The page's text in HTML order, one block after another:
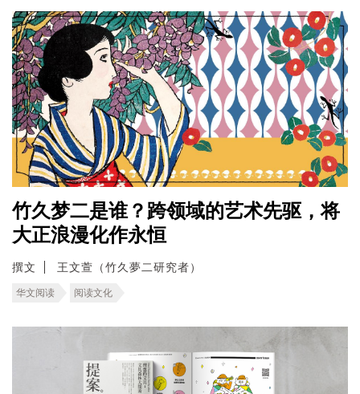
竹久梦二是谁？跨领域的艺术先驱，将
大正浪漫化作永恒
撰文 王文萱（竹久夢二研究者）
华文阅读 阅读文化